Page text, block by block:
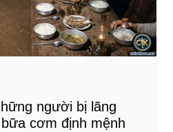
người bị lãng
cơm định mệnh